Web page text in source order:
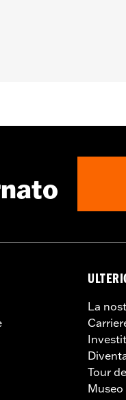
le sistemazioni per
La
Tour
Museo